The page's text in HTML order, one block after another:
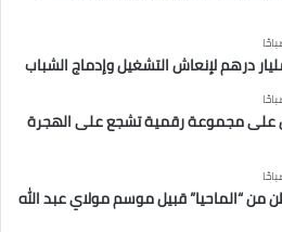
على مجموعة رقمية تشجع على الهجرة
“الماحيا” قبيل موسم مولاي عبد الله